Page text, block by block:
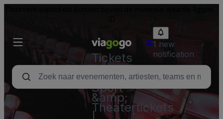
Tickets
-
Concert,
Sport
&amp;
Theatertickets
1 new
notification